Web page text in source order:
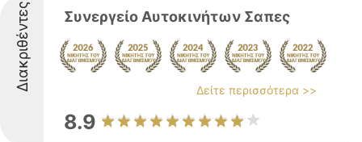
Διακριθέντες Συνεργείο Αυτοκινήτων Σαπες
Δείτε περισσότερα >>
8.9